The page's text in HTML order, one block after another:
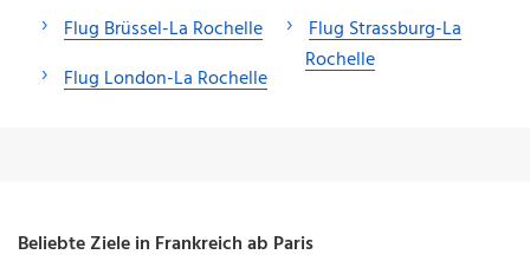
Flug Brüssel-La Rochelle
Flug London-La Rochelle
Flug Strassburg-La
Rochelle
Beliebte Ziele in Frankreich ab Paris